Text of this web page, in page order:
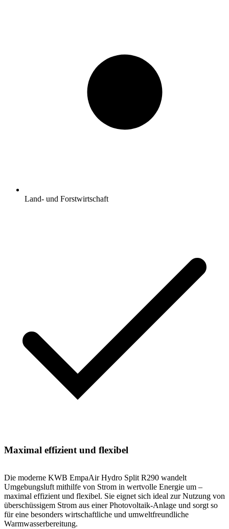
Land- und Forstwirtschaft
Maximal effizient und flexibel
Die moderne KWB EmpaAir Hydro Split R290 wandelt
Umgebungsluft mithilfe von Strom in wertvolle Energie um –
maximal effizient und flexibel. Sie eignet sich ideal zur Nutzung von
überschüssigem Strom aus einer Photovoltaik-Anlage und sorgt so
für eine besonders wirtschaftliche und umweltfreundliche
Warmwasserbereitung.